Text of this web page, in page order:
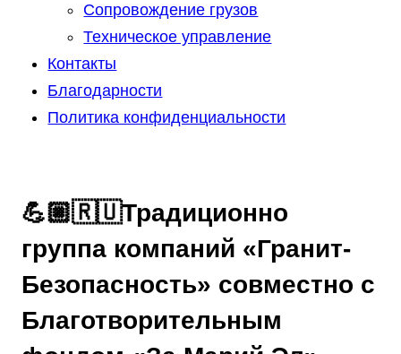
Сопровождение грузов
Техническое управление
Контакты
Благодарности
Политика конфиденциальности
💪🏼🇷🇺Традиционно
группа компаний «Гранит-
Безопасность» совместно с
Благотворительным